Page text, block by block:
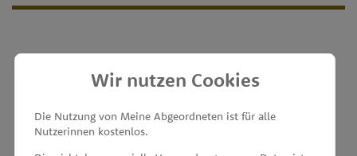
MEINE ABGEORDNETEN
unterstützt von
Wir nutzen Cookies
Die Nutzung von Meine Abgeordneten ist für alle
Nutzerinnen kostenlos.